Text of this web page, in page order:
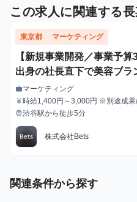
この求人に関連する
東京都 マーケティング
【新規事業開発／事業予
出身の社長直下で美容ブラ
でゼロから年商3億を実現
募集！
職種
workマーケティング
給与
currency_yen時給1,400円～3,000円 ※別途成果
あり
最寄駅
train渋谷駅から徒歩5分
株式会社Bets
関連条件から探す